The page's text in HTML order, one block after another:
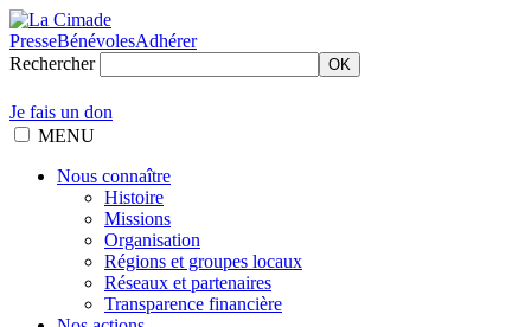
PresseBénévolesAdhérer
Rechercher
OK
Je fais un don
MENU
Nous connaître
Histoire
Missions
Organisation
Régions et groupes locaux
Réseaux et partenaires
Transparence financière